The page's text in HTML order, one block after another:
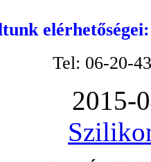
Tel: 06-20-
2015-